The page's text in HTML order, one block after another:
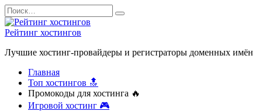
Перейти
к
содержанию
Search
for:
Рейтинг хостингов
Лучшие хостинг-провайдеры и регистраторы доменных имён
Главная
Топ хостингов 🔝
Промокоды для хостинга 🔥
Игровой хостинг 🎮